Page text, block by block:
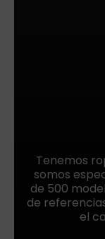
Tenemos
somos
de 500
de
el